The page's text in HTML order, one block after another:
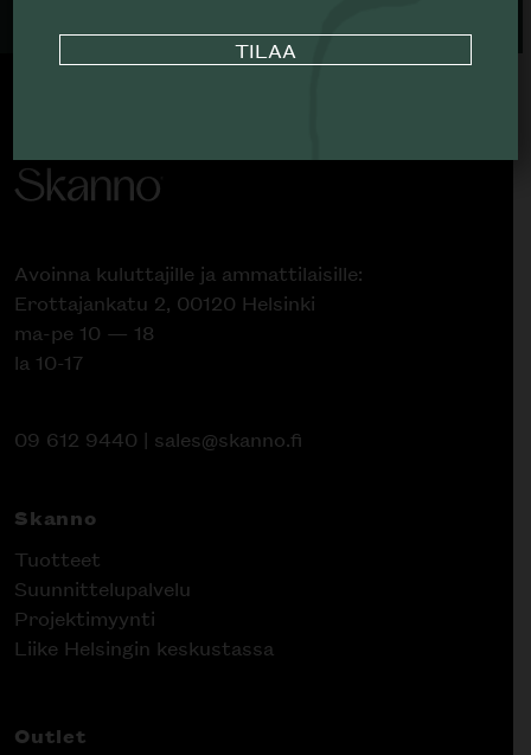
Avoinna kuluttajille ja ammattilaisille:
Erottajankatu 2, 00120 Helsinki
ma-pe 10 — 18
la 10-17
09 612 9440 | sales@skanno.fi
Skanno
Tuotteet
Suunnittelupalvelu
Projektimyynti
Liike Helsingin keskustassa
Outlet